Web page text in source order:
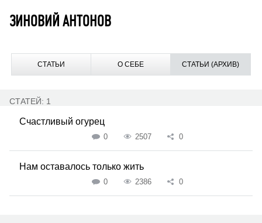
ЗИНОВИЙ АНТОНОВ
СТАТЬИ О СЕБЕ СТАТЬИ (АРХИВ)
СТАТЕЙ: 1
Счастливый огурец
0 2507 0
Нам оставалось только жить
0 2386 0